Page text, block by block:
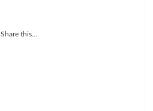
Share this...